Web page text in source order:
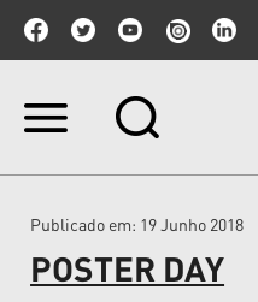
Ir
Ir
navegação
Publicado em: 19 Junho 2018
POSTER DAY